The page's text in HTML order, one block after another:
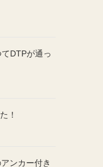
DTPが通っ
！
ンカー付き